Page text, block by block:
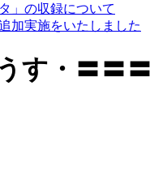
」の収録について
加実施をいたしました
す・〓〓〓